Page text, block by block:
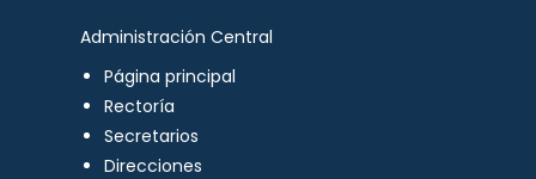
Administración Central
Página principal
Rectoría
Secretarios
Direcciones